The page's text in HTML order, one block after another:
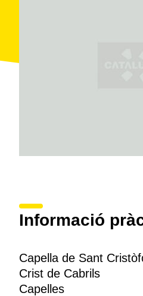
Informació
Capella de Sant
Crist de Cabrils
Capelles